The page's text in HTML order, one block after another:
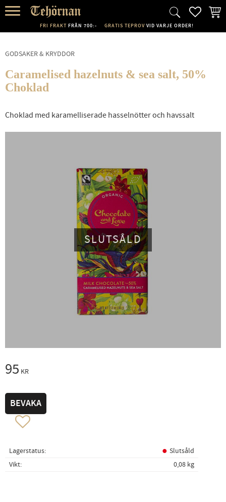
FRI FRAKT FRÅN 700:- GRATIS TEPROV VID VARJE ORDER!
GODSAKER & KRYDDOR
Caramelised hazelnuts & sea salt, 50%
Choklad
Choklad med karamelliserade hasselnötter och havssalt
SLUTSÅLD
95 KR
Lägg till i favoriter
BEVAKA
Lagerstatus
Slutsåld
Vikt
0,08 kg